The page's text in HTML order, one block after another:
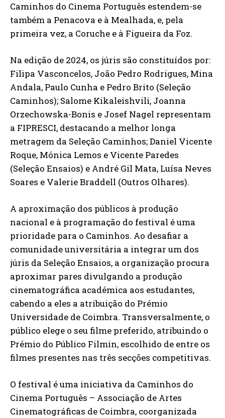
Caminhos do Cinema Português estendem-se
também a Penacova e à Mealhada, e, pela
primeira vez, a Coruche e à Figueira da Foz.
Na edição de 2024, os júris são constituídos por:
Filipa Vasconcelos, João Pedro Rodrigues, Mina
Andala, Paulo Cunha e Pedro Brito (Seleção
Caminhos); Salome Kikaleishvili, Joanna
Orzechowska-Bonis e Josef Nagel representam
a FIPRESCI, destacando a melhor longa
metragem da Seleção Caminhos; Daniel Vicente
Roque, Mónica Lemos e Vicente Paredes
(Seleção Ensaios) e André Gil Mata, Luísa Neves
Soares e Valerie Braddell (Outros Olhares).
A aproximação dos públicos à produção
nacional e à programação do festival é uma
prioridade para o Caminhos. Ao desafiar a
comunidade universitária a integrar um dos
júris da Seleção Ensaios, a organização procura
aproximar pares divulgando a produção
cinematográfica académica aos estudantes,
cabendo a eles a atribuição do Prémio
Universidade de Coimbra. Transversalmente, o
público elege o seu filme preferido, atribuindo o
Prémio do Público Filmin, escolhido de entre os
filmes presentes nas três secções competitivas.
O festival é uma iniciativa da Caminhos do
Cinema Português – Associação de Artes
Cinematográficas de Coimbra, coorganizada